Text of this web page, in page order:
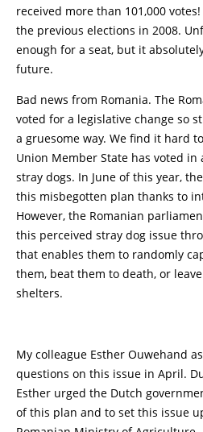
received more than 101,000
the previous elections in 2008.
enough for a seat, but it
future.
Bad news from Romania. The
voted for a legislative change so
a gruesome way. We find it hard
Union Member State has voted
stray dogs. In June of this year,
this misbegotten plan thanks to
However, the Romanian
this perceived stray dog issue
that enables them to randomly
them, beat them to death, or
shelters.
My colleague Esther Ouwehand
questions on this issue in April.
Esther urged the Dutch
of this plan and to set this issue